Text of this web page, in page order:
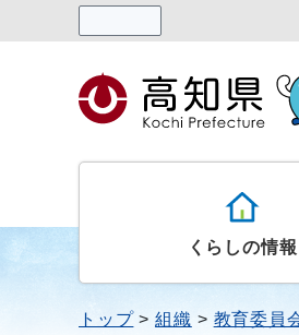
くらしの情報
トップ 組織 教育委員